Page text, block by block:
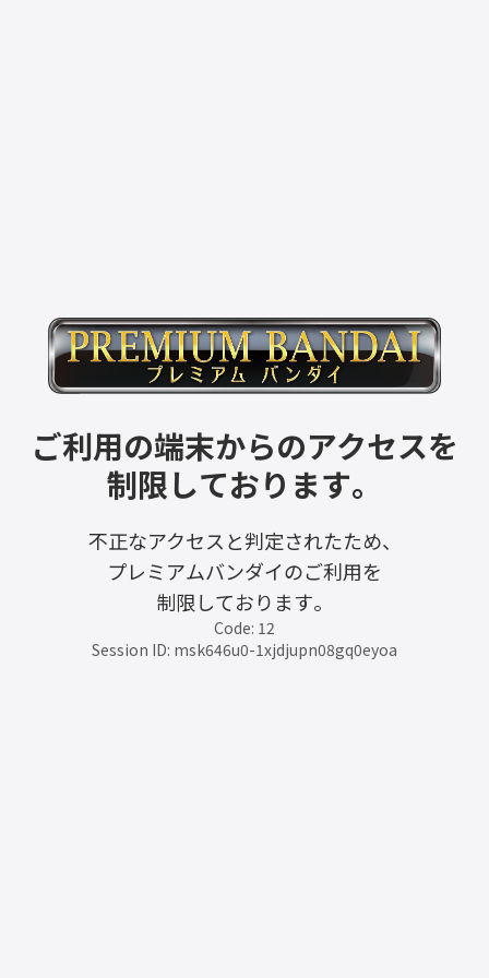
ご利用の端末からのアクセスを
制限しております。
不正なアクセスと判定されたため、
プレミアムバンダイのご利用を
制限しております。
Code: 12
Session ID: msk646u0-1xjdjupn08gq0eyoa